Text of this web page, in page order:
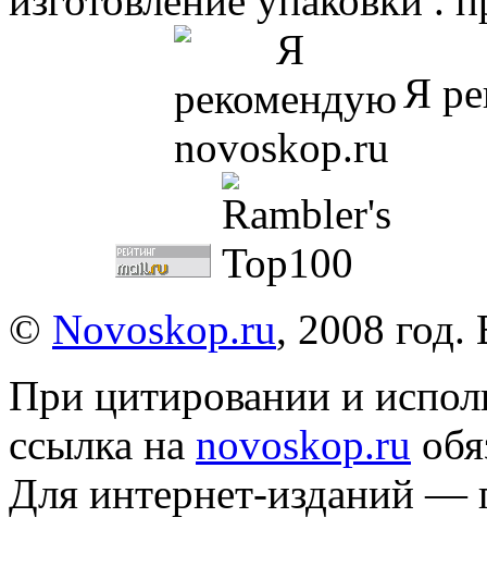
Я
© Novoskop.ru, 2008
При цитировании и
ссылка на novoskop.ru
Для интернет-изданий —